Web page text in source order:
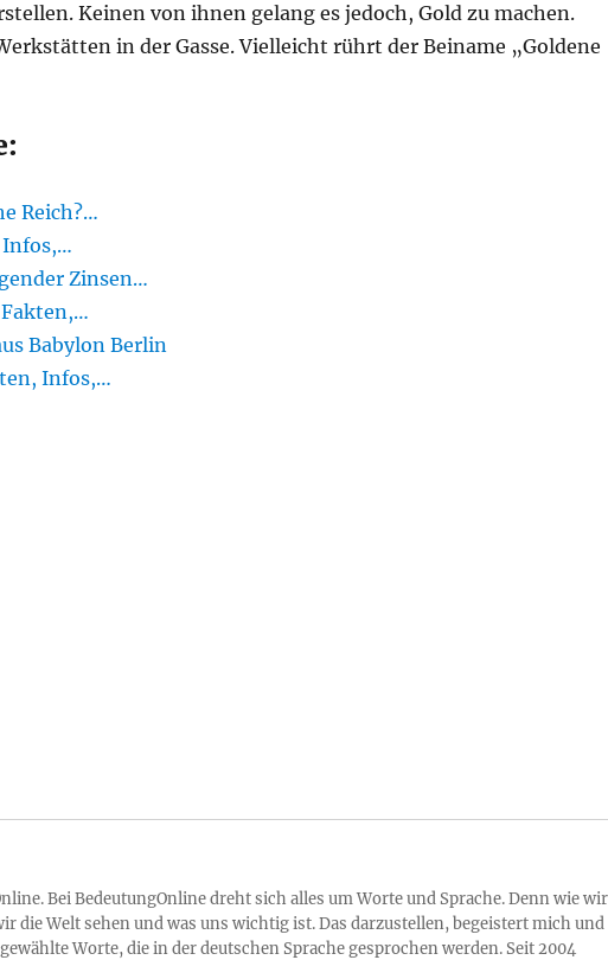
Keinen von ihnen gelang es jedoch, Gold zu machen.
in der Gasse. Vielleicht rührt der Beiname „Goldene
Reich?…
Infos,…
Zinsen…
Babylon Berlin
Infos,…
Bei BedeutungOnline dreht sich alles um Worte und Sprache. Denn wie wir
die Welt sehen und was uns wichtig ist. Das darzustellen, begeistert mich und
Worte, die in der deutschen Sprache gesprochen werden. Seit 2004